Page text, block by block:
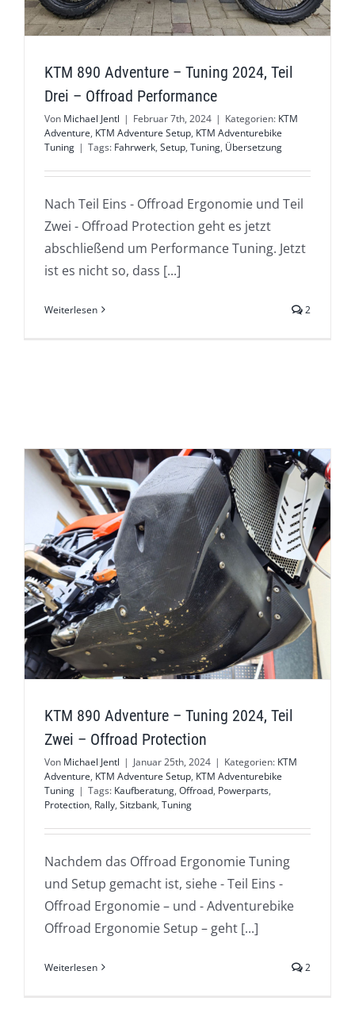
KTM 890 Adventure – Tuning 2024, Teil
Drei – Offroad Performance
Von Michael Jentl | Februar 7th, 2024 | Kategorien: KTM
Adventure, KTM Adventure Setup, KTM Adventurebike
Tuning | Tags: Fahrwerk, Setup, Tuning, Übersetzung
Nach Teil Eins - Offroad Ergonomie und Teil
Zwei - Offroad Protection geht es jetzt
abschließend um Performance Tuning. Jetzt
ist es nicht so, dass [...]
Weiterlesen 2
KTM 890 Adventure – Tuning 2024, Teil
Zwei – Offroad Protection
Von Michael Jentl | Januar 25th, 2024 | Kategorien: KTM
Adventure, KTM Adventure Setup, KTM Adventurebike
Tuning | Tags: Kaufberatung, Offroad, Powerparts,
Protection, Rally, Sitzbank, Tuning
Nachdem das Offroad Ergonomie Tuning
und Setup gemacht ist, siehe - Teil Eins -
Offroad Ergonomie – und - Adventurebike
Offroad Ergonomie Setup – geht [...]
Weiterlesen 2